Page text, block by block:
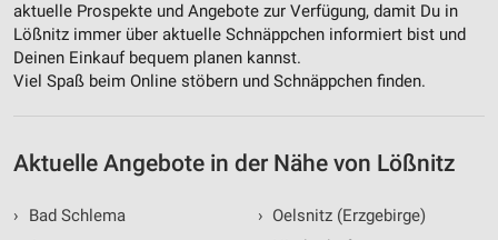
aktuelle Prospekte und Angebote zur Verfügung, damit Du in
Lößnitz immer über aktuelle Schnäppchen informiert bist und
Deinen Einkauf bequem planen kannst.
Viel Spaß beim Online stöbern und Schnäppchen finden.
Aktuelle Angebote in der Nähe von Lößnitz
›
Bad Schlema
› Oelsnitz (Erzgebirge)
Entwicklung und Verbesserung der Angebote
Verwendung reduzierter Daten zur Auswahl von
Inhalten
Verwendung genauer Standortdaten
Geräte anhand von aktiv angeforderten
Informationen identifizieren